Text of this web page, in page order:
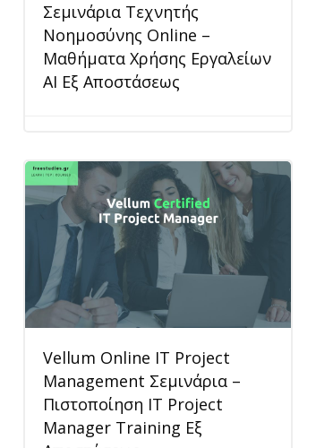
Σεμινάρια Τεχνητής
Νοημοσύνης Online –
Μαθήματα Χρήσης Εργαλείων
AI Εξ Αποστάσεως
Vellum Online IT Project
Management Σεμινάρια –
Πιστοποίηση IT Project
Manager Training Εξ